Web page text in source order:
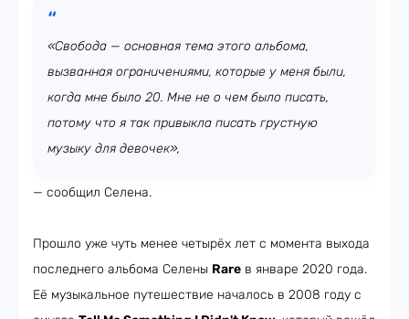
«Свобода — основная тема этого альбома,
вызванная ограничениями, которые у меня были,
когда мне было 20. Мне не о чем было писать,
потому что я так привыкла писать грустную
музыку для девочек»,
— сообщил Селена.
Прошло уже чуть менее четырёх лет с момента выхода
последнего альбома Селены Rare в январе 2020 года.
Её музыкальное путешествие началось в 2008 году с